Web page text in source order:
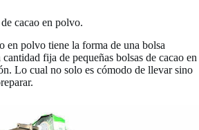
cacao en polvo.
en polvo tiene la forma de una bolsa
fija de pequeñas bolsas de cacao en
Lo cual no solo es cómodo de llevar sino